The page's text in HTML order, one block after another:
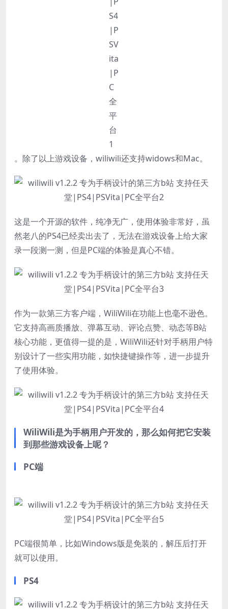
。除了以上游戏设备，wiliwili还支持widows和Mac。
这是一个开源的软件，纯净无广，使用体验非常好，虽
然老八的PS4已经卖出去了，无法在游戏设备上给大家
录一段测一测，但是PC端的体验是真心不错。
作为一款第三方客户端，WiliWili在功能上也毫不逊色。
它支持高画质播放、弹幕互动、评论点赞、动态等B站
核心功能，更值得一提的是，WiliWili还针对手柄用户特
别设计了一些实用功能，如快捷键操作等，进一步提升
了使用体验。
WiliWili是为手柄用户开发的，那么如何把它安装
到那些游戏设备上呢？
PC端
PC端很简单，比如Windows版是免装的，解压后打开
就可以使用。
PS4